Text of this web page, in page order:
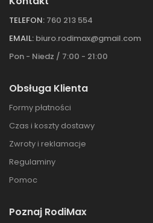
TELEFON: 760 213 554
EMAIL: biuro.rodimax@gmail.com
Pon - Niedz / 7:00 - 21:00
Obsługa Klienta
Formy płatności
Czas i koszty dostawy
Zwroty i reklamacje
Regulaminy
Pomoc
Poznaj RodiMax